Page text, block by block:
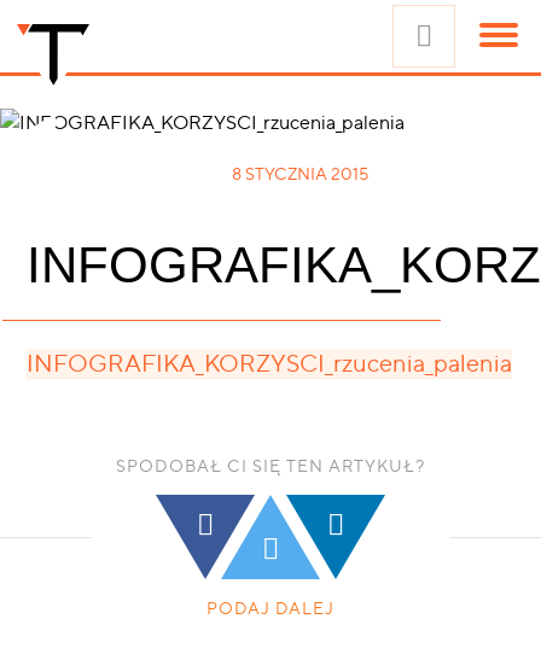
8 STYCZNIA 2015
INFOGRAFIKA_KORZYSCI_rzucenia_palenia
SPODOBAŁ CI SIĘ TEN ARTYKUŁ?
PODAJ DALEJ